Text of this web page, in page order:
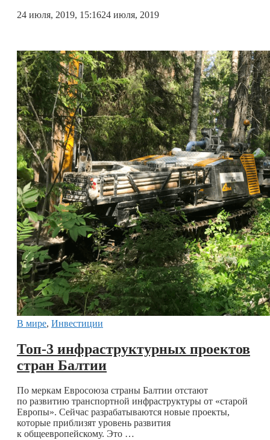
24 июля, 2019, 15:1624 июля, 2019
В мире, Инвестиции
Топ-3 инфраструктурных проектов
стран Балтии
По меркам Евросоюза страны Балтии отстают
по развитию транспортной инфраструктуры от «старой
Европы». Сейчас разрабатываются новые проекты,
которые приблизят уровень развития
к общеевропейскому. Это …